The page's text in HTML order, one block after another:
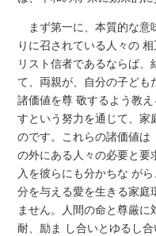
まず第一に、本質的な意
りに召されている人々の
リスト信者であるならば
て、両親が、自分の子ども
諸価値を尊 敬するよう教
すという努力を通じて、家
のです。これらの諸価値は
の外にある人々の必要と要
入を彼らにも分かちな が
分を与える愛を生きる家庭
ません。人間の命と尊厳
耐、励ま し合いとゆるし